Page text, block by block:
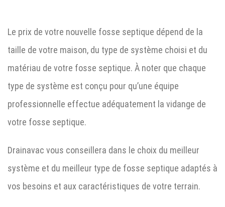
Le prix de votre nouvelle fosse septique dépend de la
taille de votre maison, du type de système choisi et du
matériau de votre fosse septique. À noter que chaque
type de système est conçu pour qu’une équipe
professionnelle effectue adéquatement la vidange de
votre fosse septique.
Drainavac vous conseillera dans le choix du meilleur
système et du meilleur type de fosse septique adaptés à
vos besoins et aux caractéristiques de votre terrain.